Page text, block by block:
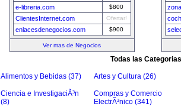
e-libreria.com $800
ClientesInternet.com Ofertar!
enlacesdenegocios.com $900
Ver mas de Negocios
Todas las Categorias
Alimentos y Bebidas (37) Artes y Cultura (26)
Ciencia e InvestigaciÃ³n
(8)
Compras y Comercio
ElectrÃ³nico (341)